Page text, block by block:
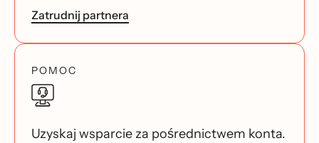
Zatrudnij partnera
POMOC
Uzyskaj wsparcie za pośrednictwem konta.